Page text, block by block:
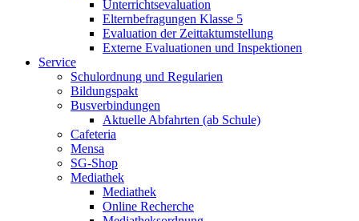
Unterrichtsevaluation
Elternbefragungen Klasse 5
Evaluation der Zeittaktumstellung
Externe Evaluationen und Inspektionen
Service
Schulordnung und Regularien
Bildungspakt
Busverbindungen
Aktuelle Abfahrten (ab Schule)
Cafeteria
Mensa
SG-Shop
Mediathek
Mediathek
Online Recherche